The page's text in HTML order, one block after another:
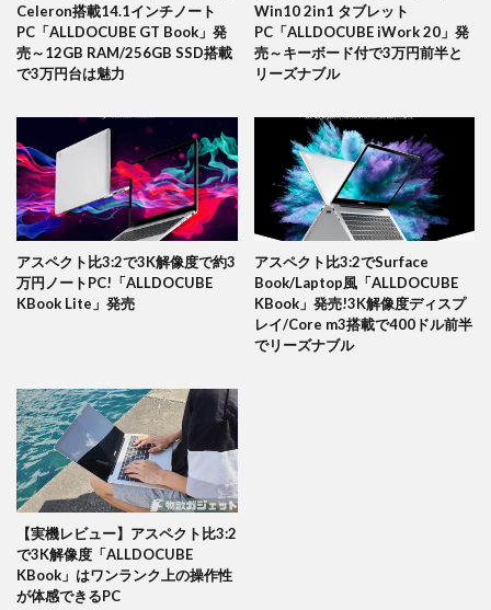
Celeron搭載14.1インチノート
PC「ALLDOCUBE GT Book」発
売～12GB RAM/256GB SSD搭載
で3万円台は魅力
Win10 2in1 タブレット
PC「ALLDOCUBE iWork 20」発
売～キーボード付で3万円前半と
リーズナブル
アスペクト比3:2で3K解像度で約3
万円ノートPC!「ALLDOCUBE
KBook Lite」発売
アスペクト比3:2でSurface
Book/Laptop風「ALLDOCUBE
KBook」発売!3K解像度ディスプ
レイ/Core m3搭載で400ドル前半
でリーズナブル
【実機レビュー】アスペクト比3:2
で3K解像度「ALLDOCUBE
KBook」はワンランク上の操作性
が体感できるPC